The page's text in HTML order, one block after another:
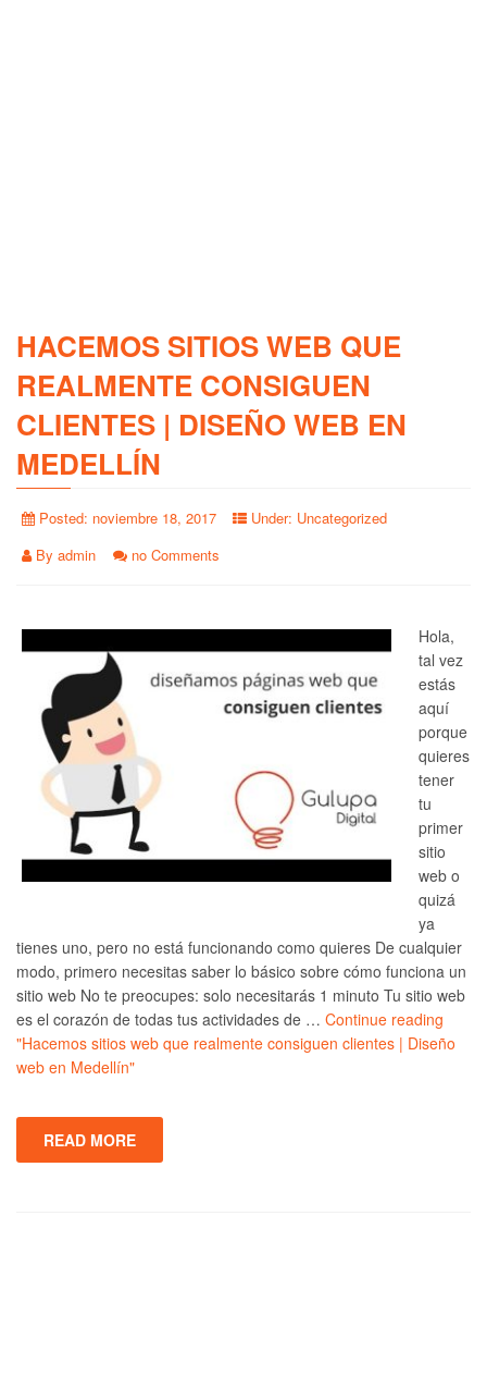
HACEMOS SITIOS WEB QUE
REALMENTE CONSIGUEN
CLIENTES | DISEÑO WEB EN
MEDELLÍN
Posted: noviembre 18, 2017 Under: Uncategorized
By admin no Comments
Hola,
tal vez
estás
aquí
porque
quieres
tener
tu
primer
sitio
web o
quizá
ya
tienes uno, pero no está funcionando como quieres De cualquier
modo, primero necesitas saber lo básico sobre cómo funciona un
sitio web No te preocupes: solo necesitarás 1 minuto Tu sitio web
es el corazón de todas tus actividades de … Continue reading
"Hacemos sitios web que realmente consiguen clientes | Diseño
web en Medellín"
READ MORE